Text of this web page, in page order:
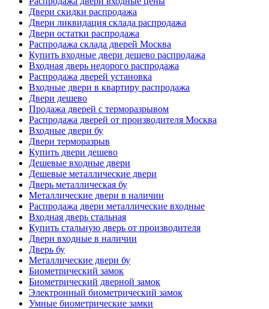
Двери скидки распродажа
Двери ликвидация склада распродажа
Двери остатки распродажа
Распродажа склада дверей Москва
Купить входные двери дешево распродажа
Входная дверь недорого распродажа
Распродажа дверей установка
Входные двери в квартиру распродажа
Двери дешево
Продажа дверей с терморазрывом
Распродажа дверей от производителя Москва
Входные двери бу
Двери терморазрыв
Купить двери дешево
Дешевые входные двери
Дешевые металлические двери
Дверь металлическая бу
Металлические двери в наличии
Распродажа двери металлические входные
Входная дверь стальная
Купить стальную дверь от производителя
Двери входные в наличии
Дверь бу
Металлические двери бу
Биометрический замок
Биометрический дверной замок
Электронный биометрический замок
Умные биометрические замки